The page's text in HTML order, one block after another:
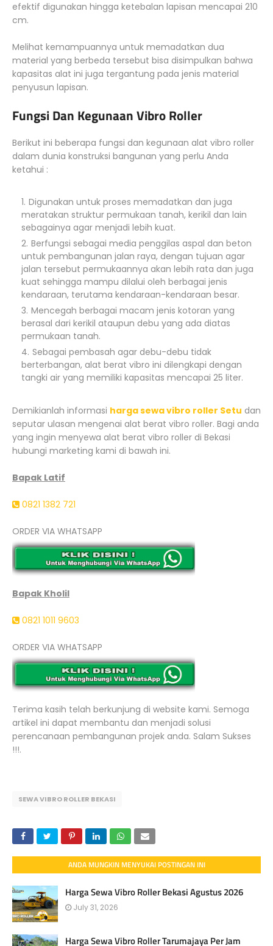
efektif digunakan hingga ketebalan lapisan mencapai 210
cm.
Melihat kemampuannya untuk memadatkan dua
material yang berbeda tersebut bisa disimpulkan bahwa
kapasitas alat ini juga tergantung pada jenis material
penyusun lapisan.
Fungsi Dan Kegunaan Vibro Roller
Berikut ini beberapa fungsi dan kegunaan alat vibro roller
dalam dunia konstruksi bangunan yang perlu Anda
ketahui :
Digunakan untuk proses memadatkan dan juga
meratakan struktur permukaan tanah, kerikil dan lain
sebagainya agar menjadi lebih kuat.
Berfungsi sebagai media penggilas aspal dan beton
untuk pembangunan jalan raya, dengan tujuan agar
jalan tersebut permukaannya akan lebih rata dan juga
kuat sehingga mampu dilalui oleh berbagai jenis
kendaraan, terutama kendaraan-kendaraan besar.
Mencegah berbagai macam jenis kotoran yang
berasal dari kerikil ataupun debu yang ada diatas
permukaan tanah.
Sebagai pembasah agar debu-debu tidak
berterbangan, alat berat vibro ini dilengkapi dengan
tangki air yang memiliki kapasitas mencapai 25 liter.
Demikianlah informasi harga sewa vibro roller Setu dan
seputar ulasan mengenai alat berat vibro roller. Bagi anda
yang ingin menyewa alat berat vibro roller di Bekasi
hubungi marketing kami di bawah ini.
Bapak Latif
0821 1382 721
ORDER VIA WHATSAPP
Bapak Kholil
0821 1011 9603
ORDER VIA WHATSAPP
Terima kasih telah berkunjung di website kami. Semoga
artikel ini dapat membantu dan menjadi solusi
perencanaan pembangunan projek anda. Salam Sukses
!!!.
SEWA VIBRO ROLLER BEKASI
ANDA MUNGKIN MENYUKAI POSTINGAN INI
Harga Sewa Vibro Roller Bekasi Agustus 2026
July 31, 2026
Harga Sewa Vibro Roller Tarumajaya Per Jam